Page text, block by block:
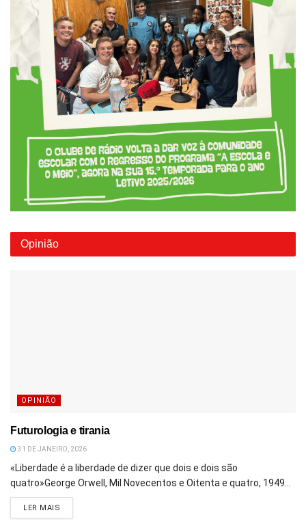
Opinião
OPINIÃO
Futurologia e tirania
31 DE JANEIRO, 2026
«Liberdade é a liberdade de dizer que dois e dois são
quatro»George Orwell, Mil Novecentos e Oitenta e quatro, 1949...
LER MAIS